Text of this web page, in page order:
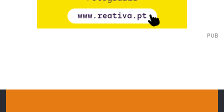
PUB